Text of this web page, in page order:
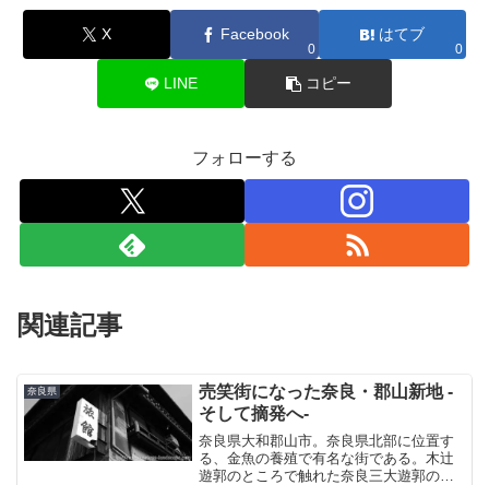
X Facebook
0
はてブ
0
LINE コピー
フォローする
関連記事
奈良県
売笑街になった奈良・郡山新地 -
そして摘発へ-
奈良県大和郡山市。奈良県北部に位置す
る、金魚の養殖で有名な街である。木辻
遊郭のところで触れた奈良三大遊郭のう